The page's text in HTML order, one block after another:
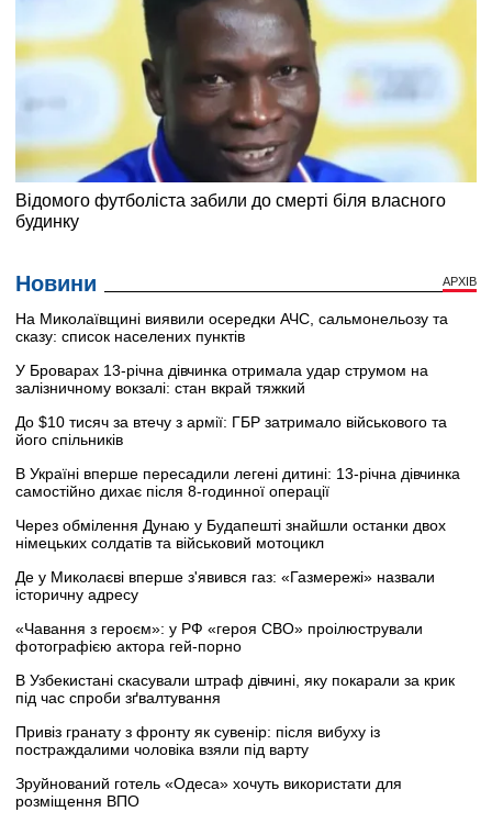
Новини АРХІВ
На Миколаївщині виявили осередки АЧС, сальмонельозу та
сказу: список населених пунктів
У Броварах 13-річна дівчинка отримала удар струмом на
залізничному вокзалі: стан вкрай тяжкий
До $10 тисяч за втечу з армії: ГБР затримало військового та
його спільників
В Україні вперше пересадили легені дитині: 13-річна дівчинка
самостійно дихає після 8-годинної операції
Через обмілення Дунаю у Будапешті знайшли останки двох
німецьких солдатів та військовий мотоцикл
Де у Миколаєві вперше з'явився газ: «Газмережі» назвали
історичну адресу
«Чавання з героєм»: у РФ «героя СВО» проілюстрували
фотографією актора гей-порно
В Узбекистані скасували штраф дівчині, яку покарали за крик
під час спроби зґвалтування
Привіз гранату з фронту як сувенір: після вибуху із
постраждалими чоловіка взяли під варту
Зруйнований готель «Одеса» хочуть використати для
розміщення ВПО